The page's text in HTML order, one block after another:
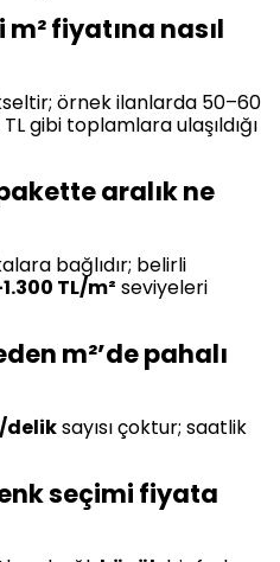
fiyatına nasıl
örnek ilanlarda 50–60
gibi toplamlara ulaşıldığı
aralık ne
bağlıdır; belirli
TL/m² seviyeleri
m²’de pahalı
deliksayısı çoktur; saatlik
seçimi fiyata